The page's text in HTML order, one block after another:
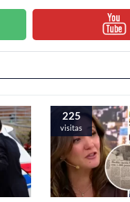
225
visitas